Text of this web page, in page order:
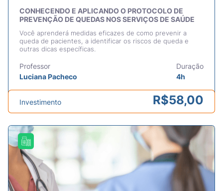
CONHECENDO E APLICANDO O PROTOCOLO DE
PREVENÇÃO DE QUEDAS NOS SERVIÇOS DE SAÚDE
Você aprenderá medidas eficazes de como prevenir a
queda de pacientes, a identificar os riscos de queda e
outras dicas específicas.
Professor
Luciana Pacheco
Duração
4h
Investimento R$58,00